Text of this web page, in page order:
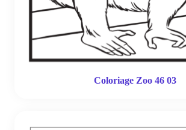
Coloriage Zoo 46 03